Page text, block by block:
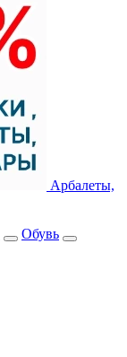
Арбалеты,
Обувь